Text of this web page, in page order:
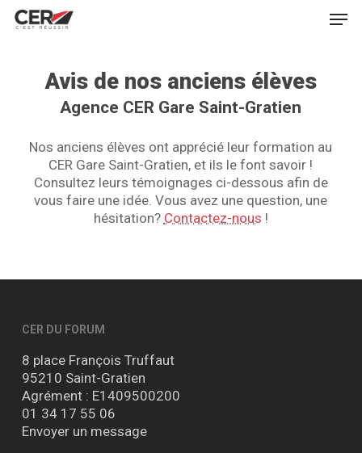
Skip
Avis de nos anciens élèves
Agence CER Gare Saint-Gratien
Nos anciens élèves ont apprécié leur formation au
CER Gare Saint-Gratien, et ils le font savoir !
Consultez leurs témoignages ci-dessous afin de
vous faire une idée. Vous avez une question, une
hésitation? Contactez-nous !
CER DU FORUM
8 place François Truffaut
95210 Saint-Gratien
Agrément : E1409500200
01 34 17 55 06
Envoyer un message